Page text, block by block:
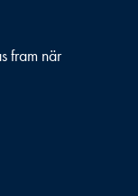
fram när